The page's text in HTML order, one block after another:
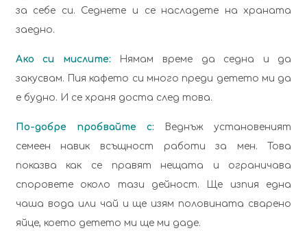
за себе си. Седнете и се насладете на храната
заедно.
Ако си мислите:
Нямам време да седна и да
закусвам. Пия кафето си много преди детето ми да
е будно. И се храня доста след това.
По-добре пробвайте с: Веднъж установеният
семеен навик всъщност работи за мен. Това
показва как се правят нещата и ограничава
споровете около тази дейност. Ще изпия една
чаша вода или чай и ще изям половината сварено
яйце, което детето ми ще ми даде.